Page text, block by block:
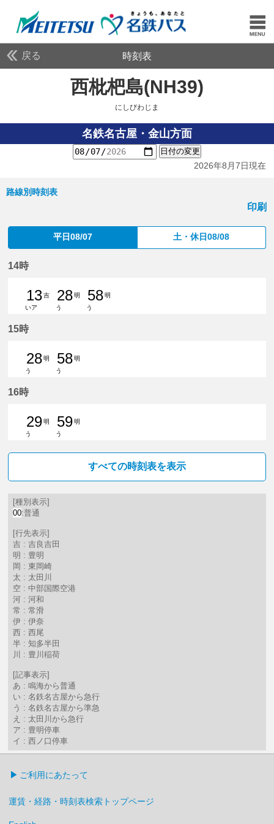
戻る 時刻表
西枇杷島(NH39)
にしびわじま
名鉄名古屋・金山方面
日付の変更
2026年8月7日現在
路線別時刻表
印刷
平日08/07 土・休日08/08
14時
13吉
いア
28明
う
58明
う
15時
28明
う
58明
う
16時
29明
う
59明
う
すべての時刻表を表示
[種別表示]
00:普通
[行先表示]
吉 : 吉良吉田
明 : 豊明
岡 : 東岡崎
太 : 太田川
空 : 中部国際空港
河 : 河和
常 : 常滑
伊 : 伊奈
西 : 西尾
半 : 知多半田
川 : 豊川稲荷
[記事表示]
あ : 鳴海から普通
い : 名鉄名古屋から急行
う : 名鉄名古屋から準急
え : 太田川から急行
ア : 豊明停車
イ : 西ノ口停車
ご利用にあたって
運賃・経路・時刻表検索トップページ